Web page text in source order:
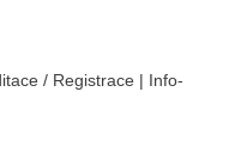
/ Registrace | Info-